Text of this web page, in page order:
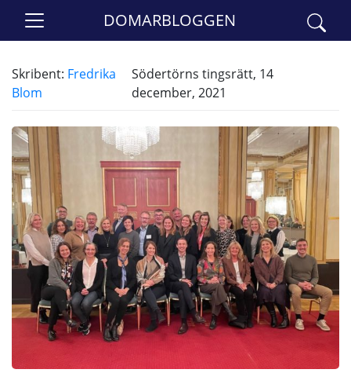
DOMARBLOGGEN
Skribent: Fredrika
Blom
Södertörns tingsrätt, 14
december, 2021